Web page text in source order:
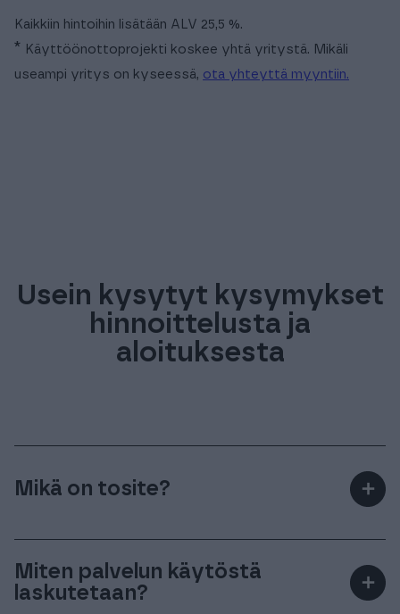
Kaikkiin hintoihin lisätään ALV 25,5 %.
* Käyttöönottoprojekti koskee yhtä yritystä. Mikäli
useampi yritys on kyseessä, ota yhteyttä myyntiin.
Usein kysytyt kysymykset
hinnoittelusta ja
aloituksesta
Mikä on tosite? ＋
Tosite, kuten lasku, on todiste kirjanpidossa
näkyvästä tapahtumasta.
Miten palvelun käytöstä
laskutetaan?
＋